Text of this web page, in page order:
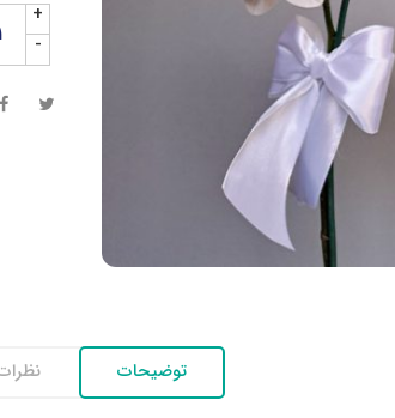
+
-
توضیحات نظرات